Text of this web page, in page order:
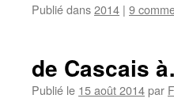
Publié dans2014 | 9
de Cascais
Publié le 15 août 2014par